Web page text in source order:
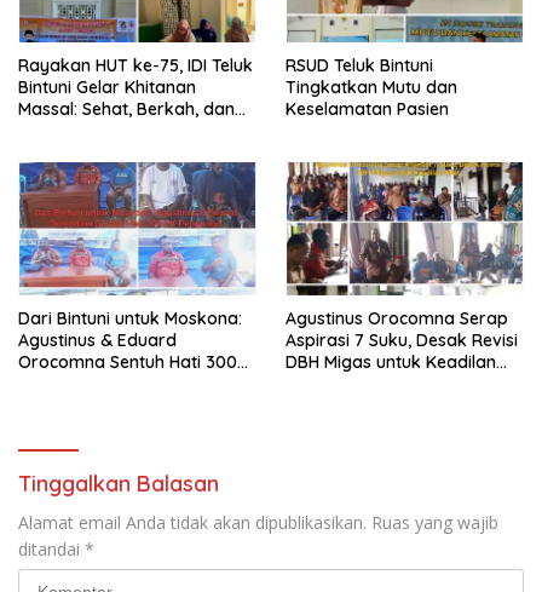
Rayakan HUT ke-75, IDI Teluk
Bintuni Gelar Khitanan
Massal: Sehat, Berkah, dan
RSUD Teluk Bintuni
Tingkatkan Mutu dan
Keselamatan Pasien
Dari Bintuni untuk Moskona:
Agustinus & Eduard
Orocomna Sentuh Hati 300
Agustinus Orocomna Serap
Aspirasi 7 Suku, Desak Revisi
DBH Migas untuk Keadilan
Tinggalkan Balasan
Alamat email Anda tidak akan dipublikasikan. Ruas yang wajib
ditandai *